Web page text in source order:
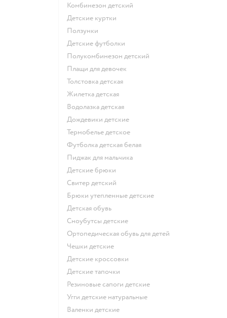
Комбинезон детский
Детские куртки
Ползунки
Детские футболки
Полукомбинезон детский
Плащи для девочек
Толстовка детская
Жилетка детская
Водолазка детская
Дождевики детские
Термобелье детское
Футболка детская белая
Пиджак для мальчика
Детские брюки
Свитер детский
Брюки утепленные детские
Детская обувь
Сноубутсы детские
Ортопедическая обувь для детей
Чешки детские
Детские кроссовки
Детские тапочки
Резиновые сапоги детские
Угги детские натуральные
Валенки детские